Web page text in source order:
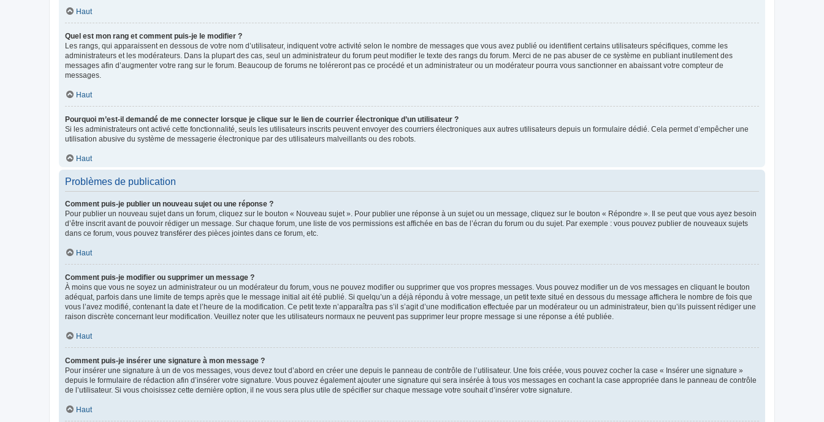
Haut
Quel est mon rang et comment puis-je le modifier ?
Les rangs, qui apparaissent en dessous de votre nom d’utilisateur, indiquent votre activité selon le nombre de messages que vous avez publié ou identifient certains utilisateurs spécifiques, comme les
administrateurs et les modérateurs. Dans la plupart des cas, seul un administrateur du forum peut modifier le texte des rangs du forum. Merci de ne pas abuser de ce système en publiant inutilement des
messages afin d’augmenter votre rang sur le forum. Beaucoup de forums ne toléreront pas ce procédé et un administrateur ou un modérateur pourra vous sanctionner en abaissant votre compteur de
messages.
Haut
Pourquoi m’est-il demandé de me connecter lorsque je clique sur le lien de courrier électronique d’un utilisateur ?
Si les administrateurs ont activé cette fonctionnalité, seuls les utilisateurs inscrits peuvent envoyer des courriers électroniques aux autres utilisateurs depuis un formulaire dédié. Cela permet d’empêcher une
utilisation abusive du système de messagerie électronique par des utilisateurs malveillants ou des robots.
Haut
Problèmes de publication
Comment puis-je publier un nouveau sujet ou une réponse ?
Pour publier un nouveau sujet dans un forum, cliquez sur le bouton « Nouveau sujet ». Pour publier une réponse à un sujet ou un message, cliquez sur le bouton « Répondre ». Il se peut que vous ayez besoin
d’être inscrit avant de pouvoir rédiger un message. Sur chaque forum, une liste de vos permissions est affichée en bas de l’écran du forum ou du sujet. Par exemple : vous pouvez publier de nouveaux sujets
dans ce forum, vous pouvez transférer des pièces jointes dans ce forum, etc.
Haut
Comment puis-je modifier ou supprimer un message ?
À moins que vous ne soyez un administrateur ou un modérateur du forum, vous ne pouvez modifier ou supprimer que vos propres messages. Vous pouvez modifier un de vos messages en cliquant le bouton
adéquat, parfois dans une limite de temps après que le message initial ait été publié. Si quelqu’un a déjà répondu à votre message, un petit texte situé en dessous du message affichera le nombre de fois que
vous l’avez modifié, contenant la date et l’heure de la modification. Ce petit texte n’apparaîtra pas s’il s’agit d’une modification effectuée par un modérateur ou un administrateur, bien qu’ils puissent rédiger une
raison discrète concernant leur modification. Veuillez noter que les utilisateurs normaux ne peuvent pas supprimer leur propre message si une réponse a été publiée.
Haut
Comment puis-je insérer une signature à mon message ?
Pour insérer une signature à un de vos messages, vous devez tout d’abord en créer une depuis le panneau de contrôle de l’utilisateur. Une fois créée, vous pouvez cocher la case « Insérer une signature »
depuis le formulaire de rédaction afin d’insérer votre signature. Vous pouvez également ajouter une signature qui sera insérée à tous vos messages en cochant la case appropriée dans le panneau de contrôle
de l’utilisateur. Si vous choisissez cette dernière option, il ne vous sera plus utile de spécifier sur chaque message votre souhait d’insérer votre signature.
Haut